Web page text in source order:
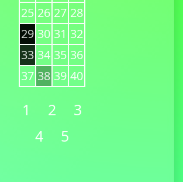
25 26 27 28
29 30 31 32
33 34 35 36
37 38 39 40
1 2
3
4
5